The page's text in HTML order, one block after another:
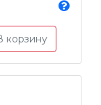
корзину